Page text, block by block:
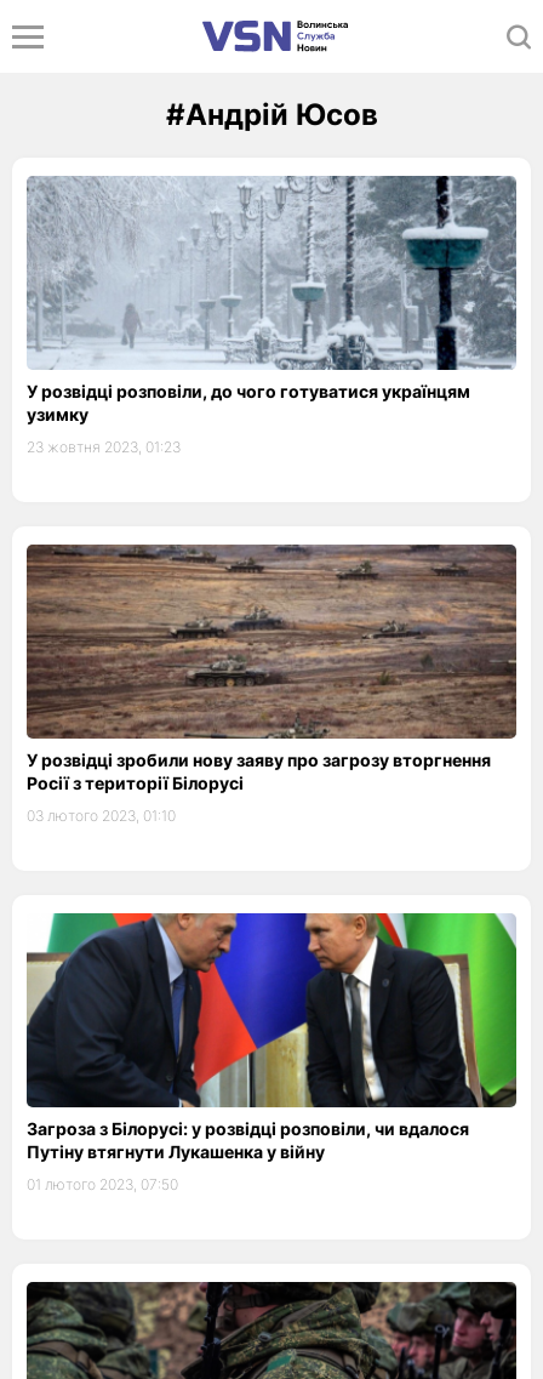
#Андрій Юсов
У розвідці розповіли, до чого готуватися українцям
узимку
23 жовтня 2023, 01:23
У розвідці зробили нову заяву про загрозу вторгнення
Росії з території Білорусі
03 лютого 2023, 01:10
Загроза з Білорусі: у розвідці розповіли, чи вдалося
Путіну втягнути Лукашенка у війну
01 лютого 2023, 07:50